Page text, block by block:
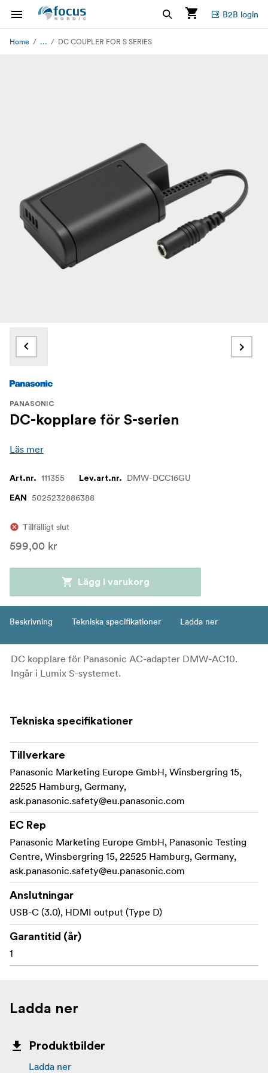
B2B login
Home ... DC COUPLER FOR S SERIES
PANASONIC
DC-kopplare för S-serien
Läs mer
Art.nr. 111355 Lev.art.nr. DMW-DCC16GU
EAN 5025232886388
Tillfälligt slut
599,00 kr
Lägg i varukorg
Beskrivning Tekniska specifikationer Ladda ner
DC kopplare för Panasonic AC-adapter DMW-AC10.
Ingår i Lumix S-systemet.
Tekniska specifikationer
Tillverkare
Panasonic Marketing Europe GmbH, Winsbergring 15,
22525 Hamburg, Germany,
ask.panasonic.safety@eu.panasonic.com
EC Rep
Panasonic Marketing Europe GmbH, Panasonic Testing
Centre, Winsbergring 15, 22525 Hamburg, Germany,
ask.panasonic.safety@eu.panasonic.com
Anslutningar
USB-C (3.0), HDMI output (Type D)
Garantitid (år)
1
Ladda ner
Produktbilder
Ladda ner